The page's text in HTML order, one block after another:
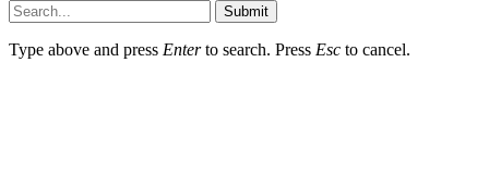
Submit
Type above and press Enterto search. Press Esc to cancel.